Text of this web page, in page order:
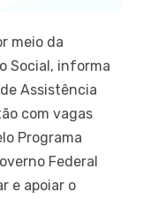
meio da
Social, informa
Assistência
com vagas
Programa
Federal
e apoiar o